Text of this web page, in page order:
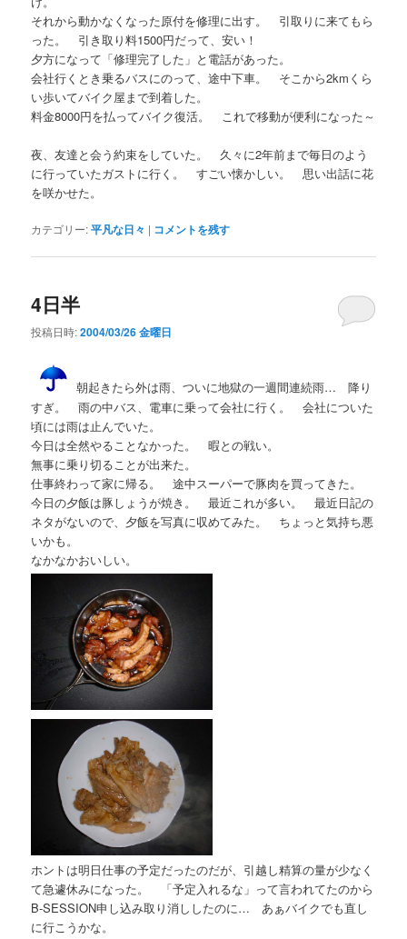
それから動かなくなった原付を修理に出す。 引取りに来てもら
った。 引き取り料1500円だって、安い！
夕方になって「修理完了した」と電話があった。
会社行くとき乗るバスにのって、途中下車。 そこから2kmくら
い歩いてバイク屋まで到着した。
料金8000円を払ってバイク復活。 これで移動が便利になった～
夜、友達と会う約束をしていた。 久々に2年前まで毎日のよう
に行っていたガストに行く。 すごい懐かしい。 思い出話に花
を咲かせた。
カテゴリー:平凡な日々 | コメントを残す
4日半
投稿日時:2004/03/26 金曜日
朝起きたら外は雨、ついに地獄の一週間連続雨… 降り
すぎ。 雨の中バス、電車に乗って会社に行く。 会社についた
頃には雨は止んでいた。
今日は全然やることなかった。 暇との戦い。
無事に乗り切ることが出来た。
仕事終わって家に帰る。 途中スーパーで豚肉を買ってきた。
今日の夕飯は豚しょうが焼き。 最近これが多い。 最近日記の
ネタがないので、夕飯を写真に収めてみた。 ちょっと気持ち悪
いかも。
なかなかおいしい。
ホントは明日仕事の予定だったのだが、引越し精算の量が少なく
て急遽休みになった。 「予定入れるな」って言われてたのから
B-SESSION申し込み取り消ししたのに… あぁバイクでも直し
に行こうかな。